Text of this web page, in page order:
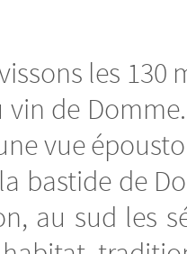
les
de
vue
bastide de
au sud les